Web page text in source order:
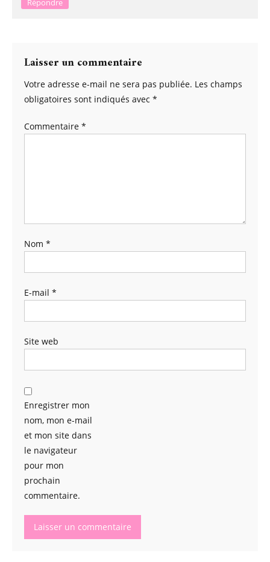
Répondre
Laisser un commentaire
Votre adresse e-mail ne sera pas publiée. Les champs
obligatoires sont indiqués avec *
Commentaire *
Nom *
E-mail *
Site web
Enregistrer mon
nom, mon e-mail
et mon site dans
le navigateur
pour mon
prochain
commentaire.